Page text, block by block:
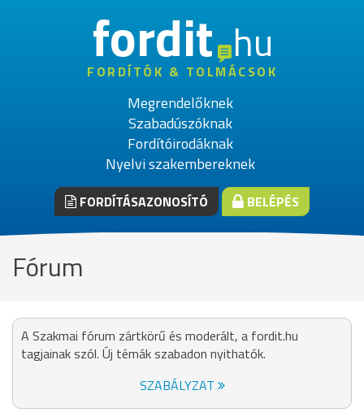
fordithu
FORDÍTÓK & TOLMÁCSOK
Megrendelőknek
Szabadúszóknak
Fordítóirodáknak
Nyelvi szakembereknek
FORDÍTÁSAZONOSÍTÓ BELÉPÉS
Fórum
A Szakmai fórum zártkörű és moderált, a fordit.hu
tagjainak szól. Új témák szabadon nyithatók.
SZABÁLYZAT